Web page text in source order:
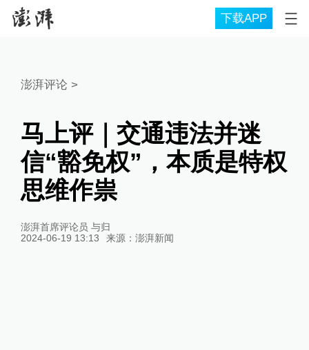
下载APP
澎湃评论 >
马上评｜交通违法并迷
信“豁免权”，本质是特权
思维作祟
澎湃首席评论员 与归
2024-06-19 13:13
来源： 澎湃新闻